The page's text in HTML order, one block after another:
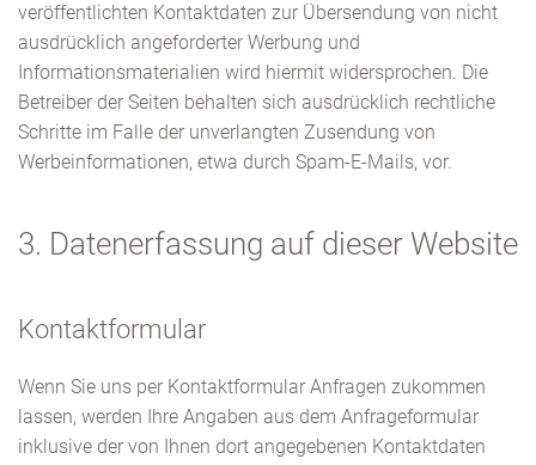
veröffentlichten Kontaktdaten zur Übersendung von nicht
ausdrücklich angeforderter Werbung und
Informationsmaterialien wird hiermit widersprochen. Die
Betreiber der Seiten behalten sich ausdrücklich rechtliche
Schritte im Falle der unverlangten Zusendung von
Werbeinformationen, etwa durch Spam-E-Mails, vor.
3. Datenerfassung auf dieser Website
Kontaktformular
Wenn Sie uns per Kontaktformular Anfragen zukommen
lassen, werden Ihre Angaben aus dem Anfrageformular
inklusive der von Ihnen dort angegebenen Kontaktdaten